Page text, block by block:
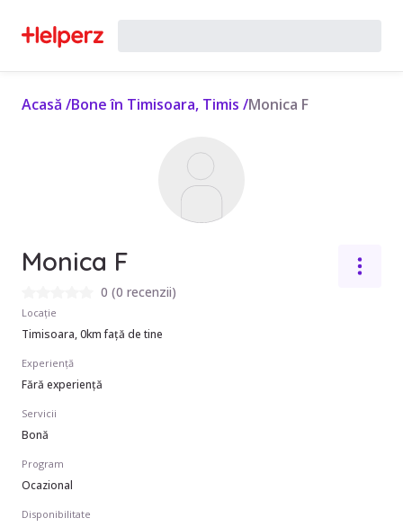
Acasă /Bone în Timisoara, Timis /Monica F
Monica F
0 (0 recenzii)
Locație
Timisoara, 0km față de tine
Experiență
Fără experiență
Servicii
Bonă
Program
Ocazional
Disponibilitate